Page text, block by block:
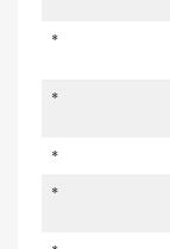
*
*
*
*